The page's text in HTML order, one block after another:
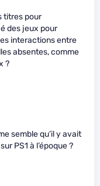
titres pour
des jeux pour
interactions entre
absentes, comme
?
semble qu’il y avait
PS1 à l’époque ?